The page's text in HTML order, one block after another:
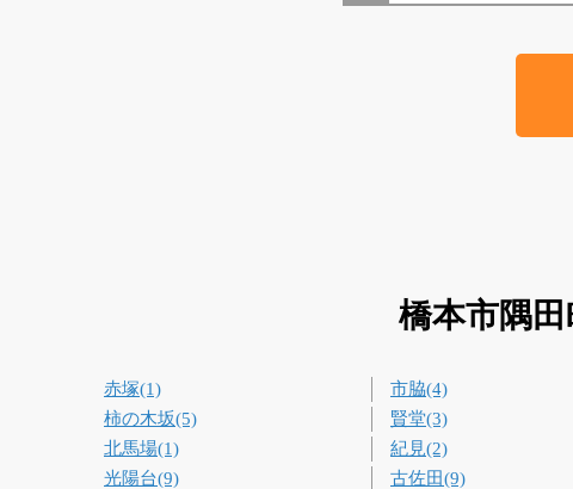
橋本市隅
赤塚(1) 市脇(4)
柿の木坂(5)
賢堂(3)
北馬場(1)
紀見(2)
光陽台(9)
古佐田(9)